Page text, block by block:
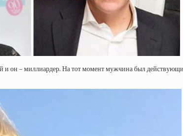
он – миллиардер. На тот момент мужчина был